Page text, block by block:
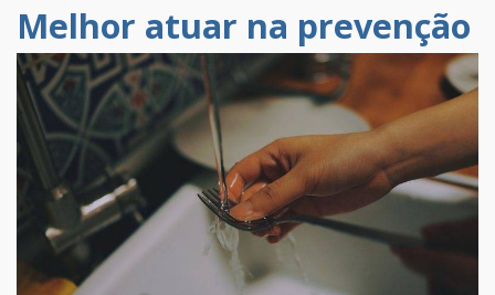
Melhor atuar na prevenção